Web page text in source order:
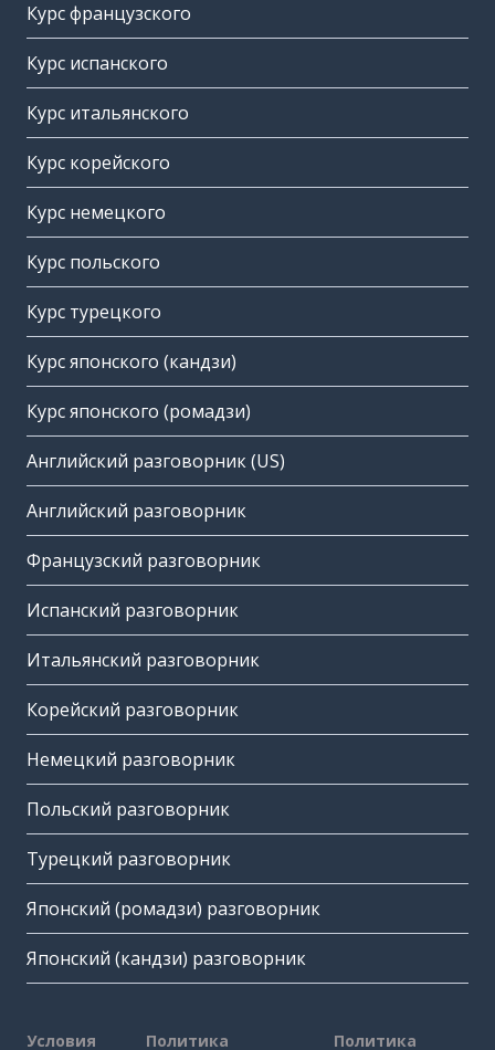
Курс французского
Курс испанского
Курс итальянского
Курс корейского
Курс немецкого
Курс польского
Курс турецкого
Курс японского (кандзи)
Курс японского (ромадзи)
Английский разговорник (US)
Английский разговорник
Французский разговорник
Испанский разговорник
Итальянский разговорник
Корейский разговорник
Немецкий разговорник
Польский разговорник
Турецкий разговорник
Японский (ромадзи) разговорник
Японский (кандзи) разговорник
Условия Политика Политика